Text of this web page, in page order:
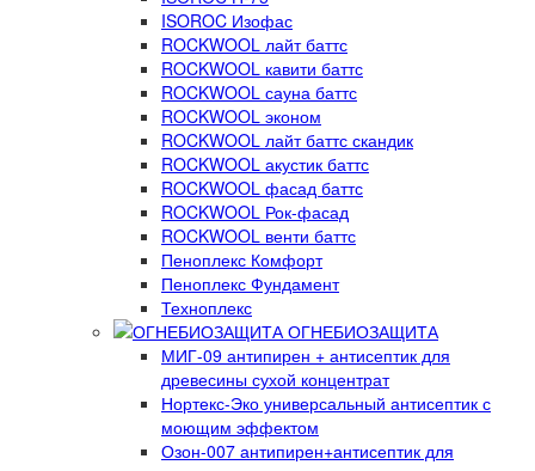
ISOROC Изофас
ROCKWOOL лайт баттс
ROCKWOOL кавити баттс
ROCKWOOL сауна баттс
ROCKWOOL эконом
ROCKWOOL лайт баттс скандик
ROCKWOOL акустик баттс
ROCKWOOL фасад баттс
ROCKWOOL Рок-фасад
ROCKWOOL венти баттс
Пеноплекс Комфорт
Пеноплекс Фундамент
Техноплекс
ОГНЕБИОЗАЩИТА
МИГ-09 антипирен + антисептик для
древесины сухой концентрат
Нортекс-Эко универсальный антисептик с
моющим эффектом
Озон-007 антипирен+антисептик для